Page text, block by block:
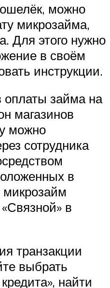
можно
микрозайма,
Для этого нужно
в своём
инструкции.
оплаты займа на
магазинов
можно
сотрудника
в
в
транзакции
выбрать
найти